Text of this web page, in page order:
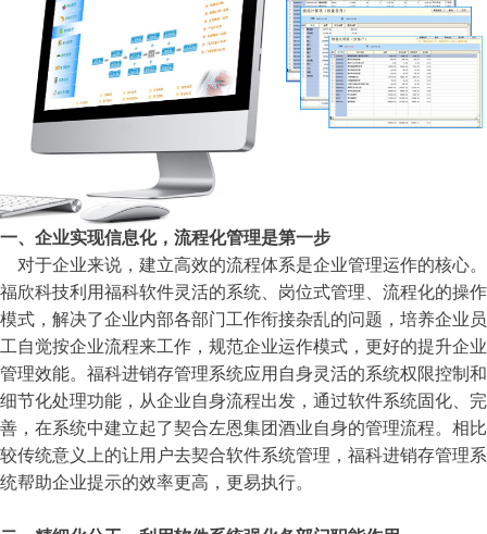
一、企业实现信息化，流程化管理是第一步
对于企业来说，建立高效的流程体系是企业管理运作的核心。
福欣科技利用福科软件灵活的系统、岗位式管理、流程化的操作
模式，解决了企业内部各部门工作衔接杂乱的问题，培养企业员
工自觉按企业流程来工作，规范企业运作模式，更好的提升企业
管理效能。福科进销存管理系统应用自身灵活的系统权限控制和
细节化处理功能，从企业自身流程出发，通过软件系统固化、完
善，在系统中建立起了契合左恩集团酒业自身的管理流程。相比
较传统意义上的让用户去契合软件系统管理，福科进销存管理系
统帮助企业提示的效率更高，更易执行。